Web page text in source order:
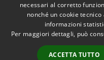
Accessibilità
necessari al corretto
nonché un cookie
informazioni
Per maggiori dettagli, può
ACCETTA TUTTO